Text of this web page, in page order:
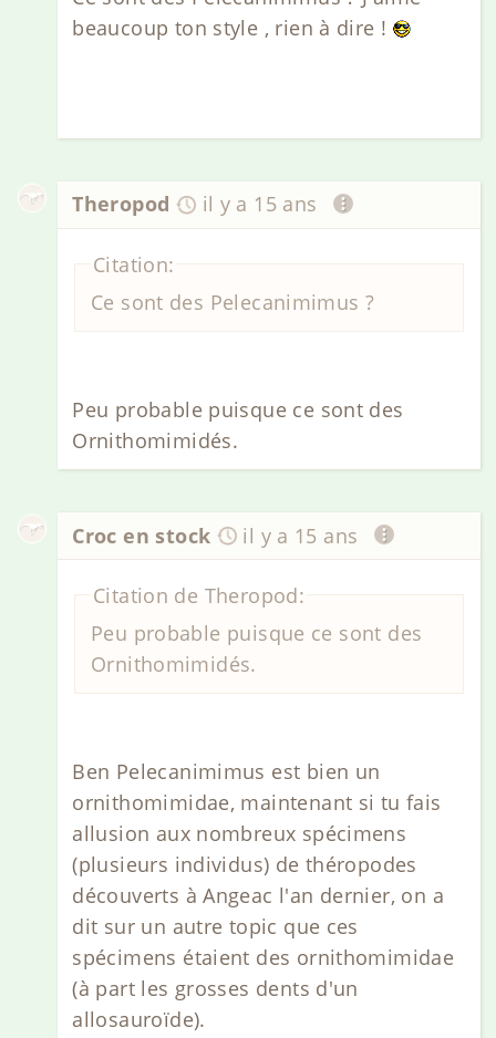
beaucoup ton style , rien à dire !
Theropod il y a 15 ans
Citation:
Ce sont des Pelecanimimus ?
Peu probable puisque ce sont des
Ornithomimidés.
Croc en stock il y a 15 ans
Citation de Theropod:
Peu probable puisque ce sont des
Ornithomimidés.
Ben Pelecanimimus est bien un
ornithomimidae, maintenant si tu fais
allusion aux nombreux spécimens
(plusieurs individus) de théropodes
découverts à Angeac l'an dernier, on a
dit sur un autre topic que ces
spécimens étaient des ornithomimidae
(à part les grosses dents d'un
allosauroïde).